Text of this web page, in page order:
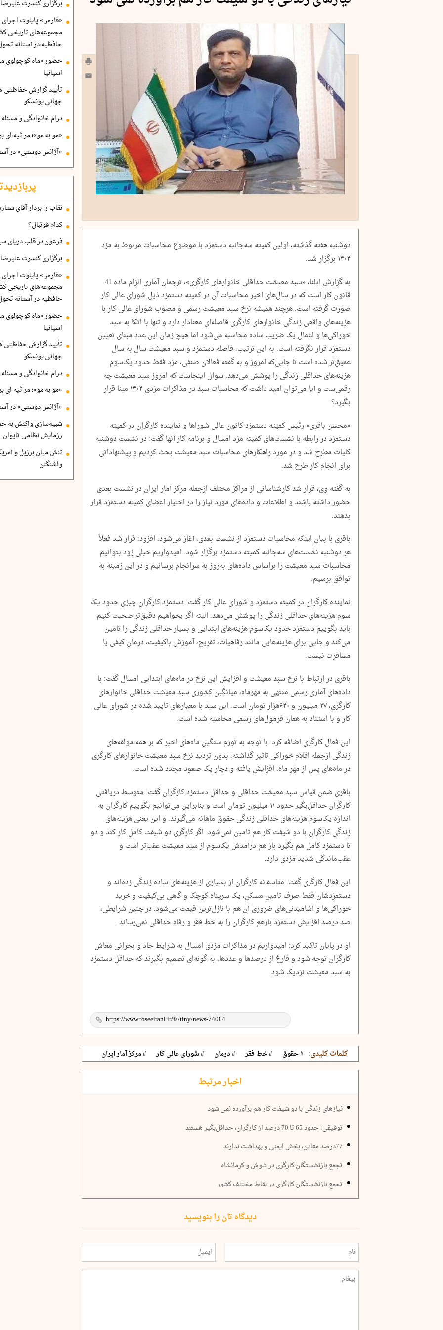
دوشنبه هفته گذشته، اولین کمیته سه‌جانبه دستمزد با موضوع محاسبات مربوط به مزد
۱۴۰۴ برگزار شد.
به گزارش ایلنا، «سبد معیشت حداقلی خانوارهای کارگری»، ترجمان آماری الزام ماده 41
قانون کار ا‌ست که در سال‌های اخیر محاسبات آن در کمیته دستمزد ذیل شورای عالی کار
صورت گرفته است. هرچند همیشه نرخ سبد معیشت رسمی و مصوب شورای عالی کار با
هزینه‌های واقعی زندگی خانوارهای کارگری فاصله‌ای معنادار دارد و تنها با اتکا به سبد
خوراکی‌ها و اعمال یک ضریب ساده محاسبه می‌شود اما هیچ زمان این عدد مبنای تعیین
دستمزد قرار نگرفته است. به این ترتیب، فاصله دستمزد و سبد معیشت سال به سال
عمیق‌تر شده است تا جایی‌که امروز و به گفته فعالان صنفی، مزد فقط حدود یک‌سوم
هزینه‌های حداقلی زندگی را پوشش می‌دهد. سوال اینجاست که امروز سبد معیشت چه
رقمی‌ست و آیا می‌توان امید داشت که محاسبات سبد در مذاکرات مزدی ۱۴۰۴ مبنا قرار
بگیرد؟
«محسن باقری» رئیس کمیته دستمزد کانون عالی شوراها و نماینده کارگران در کمیته
دستمزد در رابطه با نشست‌های کمیته مزد امسال و برنامه کار آنها گفت: در نشست دوشنبه
کلیات مطرح شد و در مورد راهکارهای محاسبات سبد معیشت بحث کردیم و پیشنهاداتی
برای انجام کار طرح شد.
به گفته وی، قرار شد کارشناسانی از مراکز مختلف ازجمله مرکز آمار ایران در نشست بعدی
حضور داشته باشند و اطلاعات و داده‌های مورد نیاز را در اختیار اعضای کمیته دستمزد قرار
بدهند.
باقری با بیان اینکه محاسبات دستمزد از نشست بعدی، آغاز می‌شود، افزود: قرار شد فعلاً
هر دوشنبه نشست‌های سه‌جانبه کمیته دستمزد برگزار شود. امیدواریم خیلی زود بتوانیم
محاسبات سبد معیشت را براساس داده‌های به‌روز به سرانجام برسانیم و در این زمینه به
توافق برسیم.
نماینده کارگران در کمیته دستمزد و شورای عالی کار گفت: دستمزد کارگران چیزی حدود یک
سوم هزینه‌های حداقلی زندگی را پوشش می‌دهد. البته اگر بخواهیم دقیق‌تر صحبت کنیم
باید بگوییم دستمزد حدود یک‌سوم هزینه‌های ابتدایی و بسیار حداقلی زندگی را تامین
می‌کند و جایی برای هزینه‌هایی مانند رفاهیات، تفریح، آموزش باکیفیت، درمان کیفی یا
مسافرت نیست.
باقری در ارتباط با نرخ سبد معیشت و افزایش این نرخ در ماه‌های ابتدایی امسال گفت: با
داده‌های آماری رسمی منتهی به مهرماه، میانگین کشوری سبد معیشت حداقلی خانوارهای
کارگری، ۲۷ میلیون و ۶۴۰هزار تومان است. این سبد با معیارهای تایید شده در شورای عالی
کار و با استناد به همان فرمول‌های رسمی محاسبه شده است.
این فعال کارگری اضافه کرد: با توجه به تورم سنگین ماه‌های اخیر که بر همه مولفه‌های
زندگی ازجمله اقلام خوراکی تاثیر گذاشته، بدون تردید نرخ سبد معیشت خانوارهای کارگری
در ماه‌های پس از مهر ماه، افزایش یافته و دچار یک صعود مجدد شده است.
باقری ضمن قیاس سبد معیشت حداقلی و حداقل دستمزد کارگران گفت: متوسط دریافتی
کارگران حداقل‌بگیر حدود ۱۱ میلیون تومان است و بنابراین می‌توانیم بگوییم کارگران به
اندازه یک‌سوم هزینه‌های حداقلی زندگی حقوق ماهانه می‌گیرند. و این یعنی هزینه‌های
زندگی کارگران با دو شیفت کار هم تامین نمی‌شود. اگر کارگری دو شیفت کامل کار کند و دو
تا دستمزد کامل هم بگیرد باز هم درآمدش یک‌سوم از سبد معیشت عقب‌تر است و
عقب‌ماندگی شدید مزدی دارد.
این فعال کارگری گفت: متاسفانه کارگران از بسیاری از هزینه‌های ساده زندگی زده‌اند و
دستمزدشان فقط صرف تامین مسکن، یک سرپناه کوچک و گاهی بی‌کیفیت و خرید
خوراکی‌ها و آشامیدنی‌های ضروری آن هم با نازل‌ترین قیمت می‌شود. در چنین شرایطی،
صد درصد افزایش دستمزد بازهم کارگران را به خط فقر و رفاه حداقلی نمی‌رساند.
او در پایان تاکید کرد: امیدواریم در مذاکرات مزدی امسال به شرایط حاد و بحرانی معاش
کارگران توجه شود و فارغ از درصدها و عددها، به گونه‌ای تصمیم بگیرند که حداقل دستمزد
به سبد معیشت نزدیک شود.
کلمات کلیدی: # حقوق # خط فقر # درمان # شورای عالی کار # مرکز آمار ایران
اخبار مرتبط
نیازهای زندگی با دو شیفت کار هم برآورده نمی شود
توفیقی: حدود 65 تا 70 درصد از کارگران، حداقل‌‌بگیر هستند
77درصد معادن، بخش ایمنی و بهداشت ندارند
تجمع بازنشستگان کارگری در شوش و کرمانشاه
تجمع بازنشستگان کارگری در نقاط مختلف کشور
دیدگاه تان را بنویسید
برگزاری کنسرت
«فارس» پایلوت اجرای
مجموعه‌های تاریخی
حافظیه در آستانه
حضور «ماه کوچولوی
اسپانیا
تأیید گزارش حفاظتی
جهانی یونسکو
درام خانوادگی و
«مو به مو»؛ مر ثیه
«آژانس دوستی» در
نقاب را بردار آقای
کدام فوتبال؟
فرعون در قلب دریای
برگزاری کنسرت
«فارس» پایلوت اجرای
مجموعه‌های تاریخی
حافظیه در آستانه
حضور «ماه کوچولوی
اسپانیا
تأیید گزارش حفاظتی
جهانی یونسکو
درام خانوادگی و
«مو به مو»؛ مر ثیه
«آژانس دوستی» در
شبیه‌سازی واکنش به
رزمایش نظامی تایوان
تنش میان برزیل و
واشنگتن